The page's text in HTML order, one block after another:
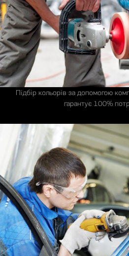
Підбір кольорів за допомогою
гарантує 100%